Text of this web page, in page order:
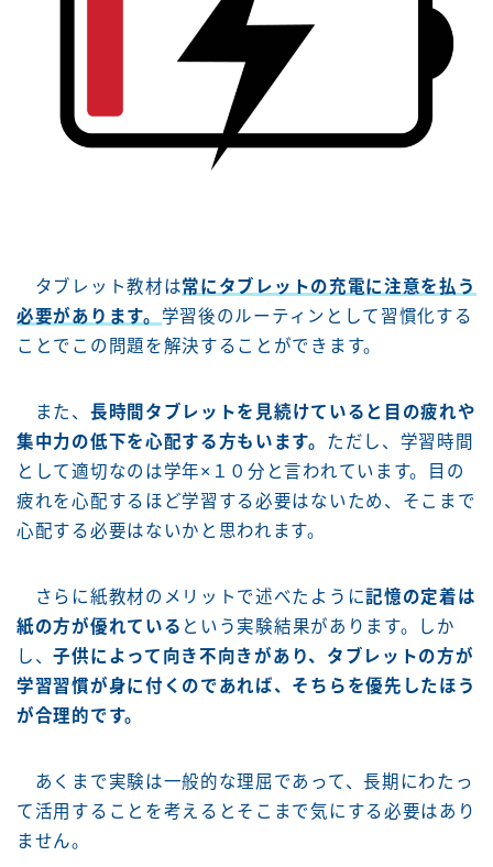
タブレット教材は常にタブレットの充電に注意を払う
必要があります。 学習後のルーティンとして習慣化する
ことでこの問題を解決することができます。
また、 長時間タブレットを見続けていると目の疲れや
集中力の低下を心配する方もいます。 ただし、学習時間
として適切なのは学年×１０分と言われています。目の
疲れを心配するほど学習する必要はないため、そこまで
心配する必要はないかと思われます。
さらに紙教材のメリットで述べたように記憶の定着は
紙の方が優れている という実験結果があります。しか
し、子供によって向き不向きがあり、タブレットの方が
学習習慣が身に付くのであれば、そちらを優先したほう
が合理的です。
あくまで実験は一般的な理屈であって、長期にわたっ
て活用することを考えるとそこまで気にする必要はあり
ません。